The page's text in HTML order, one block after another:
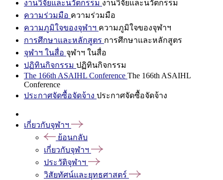
งานวิจัยและนวัตกรรม งานวิจัยและนวัตกรรม
ความร่วมมือ ความร่วมมือ
ความภูมิใจของจุฬาฯ ความภูมิใจของจุฬาฯ
การศึกษาและหลักสูตร การศึกษาและหลักสูตร
จุฬาฯ ในสื่อ จุฬาฯ ในสื่อ
ปฏิทินกิจกรรม ปฏิทินกิจกรรม
The 166th ASAIHL Conference The 166th ASAIHL
Conference
ประกาศจัดซื้อจัดจ้าง ประกาศจัดซื้อจัดจ้าง
เกี่ยวกับจุฬาฯ
ย้อนกลับ
เกี่ยวกับจุฬาฯ
ประวัติจุฬาฯ
วิสัยทัศน์และยุทธศาสตร์